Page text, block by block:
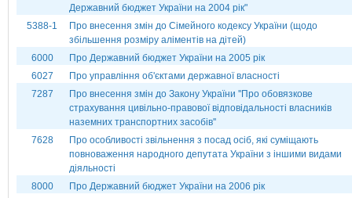
Державний бюджет України на 2004 рік"
5388-1
Про внесення змін до Сімейного кодексу України (щодо
збільшення розміру аліментів на дітей)
6000
Про Державний бюджет України на 2005 рік
6027
Про управління об'єктами державної власності
7287
Про внесення змін до Закону України ''Про обовязкове
страхування цивільно-правової відповідальності власників
наземних транспортних засобів''
7628
Про особливості звільнення з посад осіб, які суміщають
повноваження народного депутата України з іншими видами
діяльності
8000
Про Державний бюджет України на 2006 рік